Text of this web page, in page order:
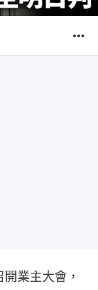
業主大會，